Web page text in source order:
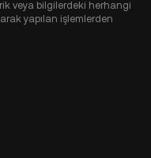
veya bilgilerdeki herhangi
yapılan işlemlerden